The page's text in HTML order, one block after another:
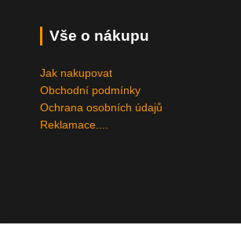
Vše o nákupu
Jak nakupovat
Obchodní podmínky
Ochrana osobních údajů
Reklamace....